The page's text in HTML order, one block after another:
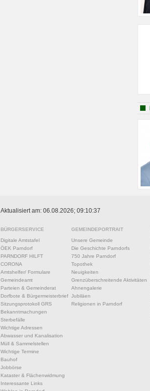
Aktualisiert am: 06.08.2026; 09:10:37
BÜRGERSERVICE
Digitale Amtstafel
ÖEK Parndorf
PARNDORF HILFT
CORONA
Amtshelfer/ Formulare
Gemeindeamt
Parteien & Gemeinderat
Dorfbote & Bürgermeisterbrief
Sitzungsprotokoll GRS
Bekanntmachungen
Sterbefälle
Wichtige Adressen
Abwasser und Kanalisation
Müll & Sammelstellen
Wichtige Termine
Bauhof
Jobbörse
Kataster & Flächenwidmung
Interessante Links
GEMEINDEPORTRAIT
Unsere Gemeinde
Die Geschichte Parndorfs
750 Jahre Parndorf
Topothek
Neuigkeiten
Grenzüberschreitende Aktivitäten
Ahnengalerie
Jubiläen
Religionen in Parndorf